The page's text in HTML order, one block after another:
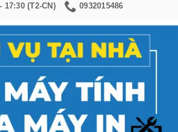
17:30 (T2-CN) 0932015486